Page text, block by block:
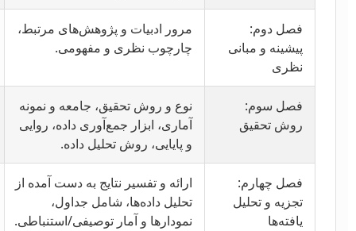
فصل دوم:
پیشینه و مبانی
نظری
مرور ادبیات و پژوهش‌های مرتبط،
چارچوب نظری و مفهومی.
فصل سوم:
روش تحقیق
نوع و روش تحقیق، جامعه و نمونه
آماری، ابزار جمع‌آوری داده، روایی
و پایایی، روش تحلیل داده.
فصل چهارم:
تجزیه و تحلیل
یافته‌ها
ارائه و تفسیر نتایج به دست آمده از
تحلیل داده‌ها، شامل جداول،
نمودارها و آمار توصیفی/استنباطی.